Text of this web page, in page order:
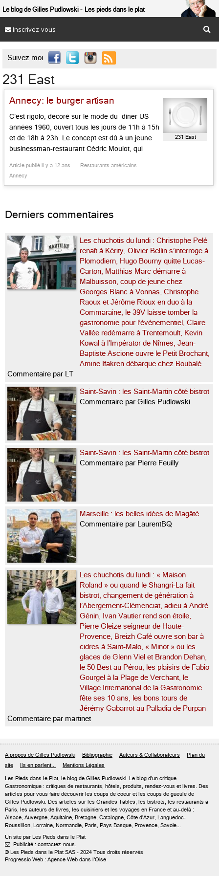
Le blog de Gilles Pudlowski Les pieds dans le plat
Inscrivez-vous
Suivez moi 
231 East
Annecy: le burger artisan
C’est rigolo, décoré sur le mode du diner US
années 1960, ouvert tous les jours de 11h à 15h
et de 18h à 23h. Le concept est dû à un jeune
businessman-restaurant Cédric Moulot, qui
Strasbourg, dont le Tire Bouchon et le 1741.
Pain artisanal, viande et frites fraîches, burger
Article publié il y a 12 ans
Restaurants américains
Annecy
231 East
Derniers commentaires
Les chuchotis du lundi : Christophe Pelé
renaît à Kérity, Olivier Bellin s’interroge à
Plomodiern, Hugo Bourny quitte Lucas-
Carton, Matthias Marc démarre à
Malbuisson, coup de jeune chez
Georges Blanc à Vonnas, Christophe
Raoux et Jérôme Rioux en duo à la
Commaraine, le 39V laisse tomber la
gastronomie pour l’événementiel, Claire
Vallée redémarre à Trentemoult, Kevin
Kowal à l’Impérator de Nîmes, Jean-
Baptiste Ascione ouvre le Petit Brochant,
Amine Ifakren débarque chez Boubalé
Commentaire par LT
Saint-Savin : les Saint-Martin côté bistrot
Commentaire par Gilles Pudlowski
Saint-Savin : les Saint-Martin côté bistrot
Commentaire par Pierre Feuilly
Marseille : les belles idées de Magâté
Commentaire par LaurentBQ
Les chuchotis du lundi : « Maison
Roland » ou quand le Shangri-La fait
bistrot, changement de génération à
l’Abergement-Clémenciat, adieu à André
Génin, Ivan Vautier rend son étoile,
Pierre Gleize seigneur de Haute-
Provence, Breizh Café ouvre son bar à
cidres à Saint-Malo, « Minot » ou les
glaces de Glenn Viel et Brandon Dehan,
le 50 Best au Pérou, les plaisirs de Fabio
Gourgel à la Plage de Verchant, le
Village International de la Gastronomie
fête ses 10 ans, les bons tours de
Jérémy Gabarrot au Palladia de Purpan
Commentaire par martinet
A propos de Gilles Pudlowski Bibliographie Auteurs & Collaborateurs
Plan du
site
Ils en parlent... Mentions Légales
Les Pieds dans le Plat, le blog de Gilles Pudlowski. Le blog d'un critique
Gastronomique : critiques de restaurants, hôtels, produits, rendez-vous et livres. Des
articles pour vous faire découvrir les coups de coeur et les coups de gueule de
Gilles Pudlowski. Des articles sur les Grandes Tables, les bistrots, les restaurants à
Paris, les auteurs de livres, les cuisiniers et les voyages en France et au-delà :
Alsace, Auvergne, Aquitaine, Bretagne, Catalogne, Côte d'Azur, Languedoc-
Roussillon, Lorraine, Normandie, Paris, Pays Basque, Provence, Savoie...
Un site par Les Pieds dans le Plat
 Publicité : contactez-nous.
© Les Pieds dans le Plat SAS - 2024 Tous droits réservés
Progressio Web : Agence Web dans l'Oise